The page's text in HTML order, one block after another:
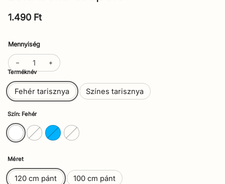
Normál ár
1.490 Ft
Mennyiség
Terméknév
Fehér tarisznya Színes tarisznya
Szín: Fehér
Méret
120 cm pánt 100 cm pánt